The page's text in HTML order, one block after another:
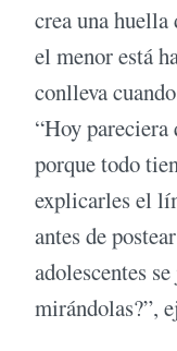
crea una
el menor está
conlleva
“Hoy pareciera
porque todo
explicarles el
antes de
adolescentes
mirándolas?”,